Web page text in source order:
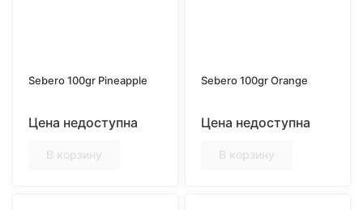
Sebero 100gr Pineapple
Цена недоступна
В корзину
Sebero 100gr Orange
Цена недоступна
В корзину